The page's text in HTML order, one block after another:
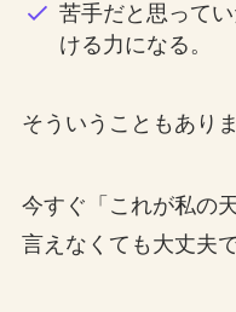
苦手だと思って
ける力になる。
そういうこともありま
今すぐ「これが私の
言えなくても大丈夫で